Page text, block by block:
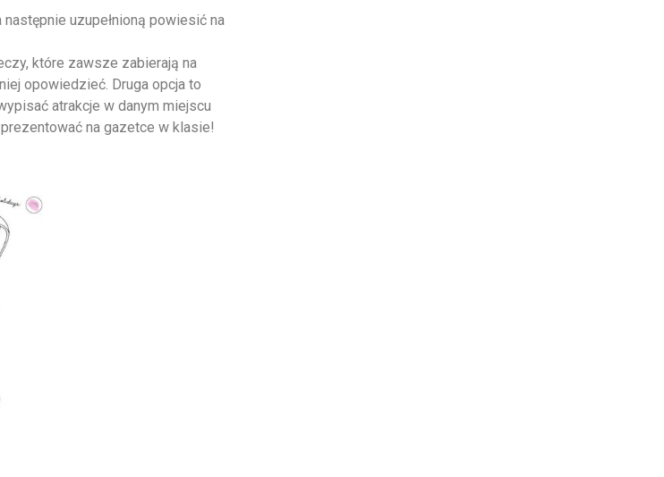
uzupełnioną powiesić na
które zawsze zabierają na
opowiedzieć. Druga opcja to
atrakcje w danym miejscu
na gazetce w klasie!